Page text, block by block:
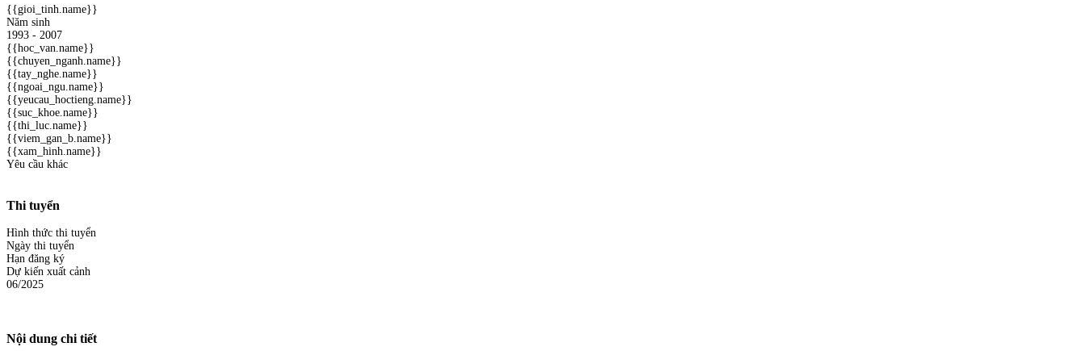
{{gioi_tinh.name}}
Năm sinh
1993 - 2007
{{hoc_van.name}}
{{chuyen_nganh.name}}
{{tay_nghe.name}}
{{ngoai_ngu.name}}
{{yeucau_hoctieng.name}}
{{suc_khoe.name}}
{{thi_luc.name}}
{{viem_gan_b.name}}
{{xam_hinh.name}}
Yêu cầu khác
Thi tuyển
Hình thức thi tuyển
Ngày thi tuyển
Hạn đăng ký
Dự kiến xuất cảnh
06/2025
Nội dung chi tiết